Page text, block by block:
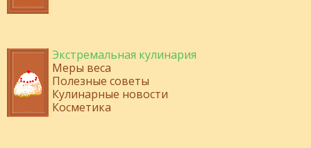
Экстремальная кулинария
Меры веса
Полезные советы
Кулинарные новости
Косметика